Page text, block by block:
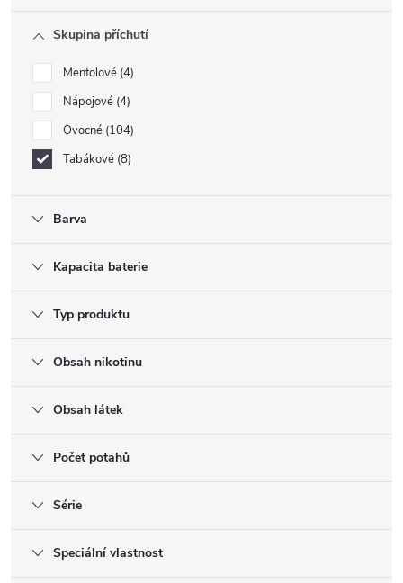
Skupina příchutí
Mentolové 4
Nápojové 4
Ovocné 104
Tabákové 8
Barva
Kapacita baterie
Typ produktu
Obsah nikotinu
Obsah látek
Počet potahů
Série
Speciální vlastnost